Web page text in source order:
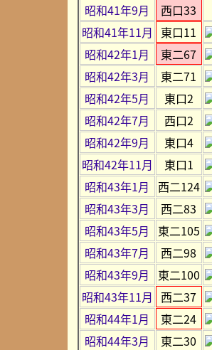
昭和41年9月
西口33
昭和41年11月 東口11
昭和42年1月
東二67
昭和42年3月
東二71
昭和42年5月
東口2
昭和42年7月
西口2
昭和42年9月
東口4
昭和42年11月
東口1
昭和43年1月
西二124
昭和43年3月
西二83
昭和43年5月
東二105
昭和43年7月
西二98
昭和43年9月
東二100
昭和43年11月 西二37
昭和44年1月
東二24
昭和44年3月
東二30